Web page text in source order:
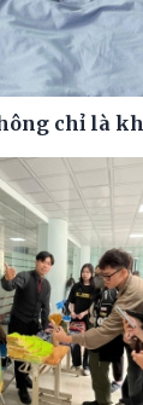
chỉ là